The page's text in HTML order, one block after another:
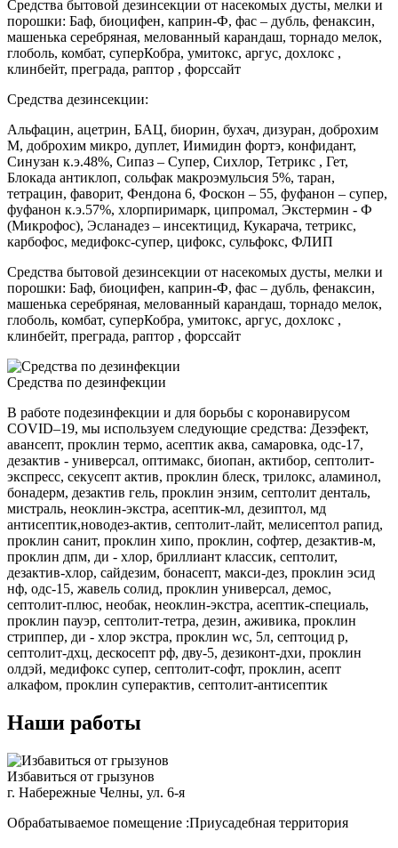
Средства бытовой дезинсекции от насекомых дусты, мелки и
порошки: Баф, биоцифен, каприн-Ф, фас – дубль, фенаксин,
машенька серебряная, мелованный карандаш, торнадо мелок,
глоболь, комбат, суперКобра, умитокс, аргус, дохлокс ,
клинбейт, преграда, раптор , форссайт
Средства дезинсекции:
Альфацин, ацетрин, БАЦ, биорин, бухач, дизуран, доброхим
М, доброхим микро, дуплет, Иимидин фортэ, конфидант,
Синузан к.э.48%, Сипаз – Супер, Сихлор, Тетрикс , Гет,
Блокада антиклоп, сольфак макроэмульсия 5%, таран,
тетрацин, фаворит, Фендона 6, Фоскон – 55, фуфанон – супер,
фуфанон к.э.57%, хлорпиримарк, ципромал, Экстермин - Ф
(Микрофос), Эсланадез – инсектицид, Кукарача, тетрикс,
карбофос, медифокс-супер, цифокс, сульфокс, ФЛИП
Средства бытовой дезинсекции от насекомых дусты, мелки и
порошки: Баф, биоцифен, каприн-Ф, фас – дубль, фенаксин,
машенька серебряная, мелованный карандаш, торнадо мелок,
глоболь, комбат, суперКобра, умитокс, аргус, дохлокс ,
клинбейт, преграда, раптор , форссайт
Средства по дезинфекции
В работе подезинфекции и для борьбы с коронавирусом
COVID–19, мы используем следующие средства: Дезэфект,
авансепт, проклин термо, асептик аква, самаровка, одс-17,
дезактив - универсал, оптимакс, биопан, актибор, септолит-
экспресс, секусепт актив, проклин блеск, трилокс, аламинол,
бонадерм, дезактив гель, проклин энзим, септолит денталь,
мистраль, неоклин-экстра, асептик-мл, дезиптол, мд
антисептик,новодез-актив, септолит-лайт, мелисептол рапид,
проклин санит, проклин хипо, проклин, софтер, дезактив-м,
проклин дпм, ди - хлор, бриллиант классик, септолит,
дезактив-хлор, сайдезим, бонасепт, макси-дез, проклин эсид
нф, одс-15, жавель солид, проклин универсал, демос,
септолит-плюс, необак, неоклин-экстра, асептик-специаль,
проклин пауэр, септолит-тетра, дезин, аживика, проклин
стриппер, ди - хлор экстра, проклин wc, 5л, септоцид р,
септолит-дхц, дескосепт рф, дву-5, дезиконт-дхи, проклин
олдэй, медифокс супер, септолит-софт, проклин, асепт
алкафом, проклин суперактив, септолит-антисептик
Наши работы
Избавиться от грызунов
г. Набережные Челны, ул. 6-я
Обрабатываемое помещение :Приусадебная территория